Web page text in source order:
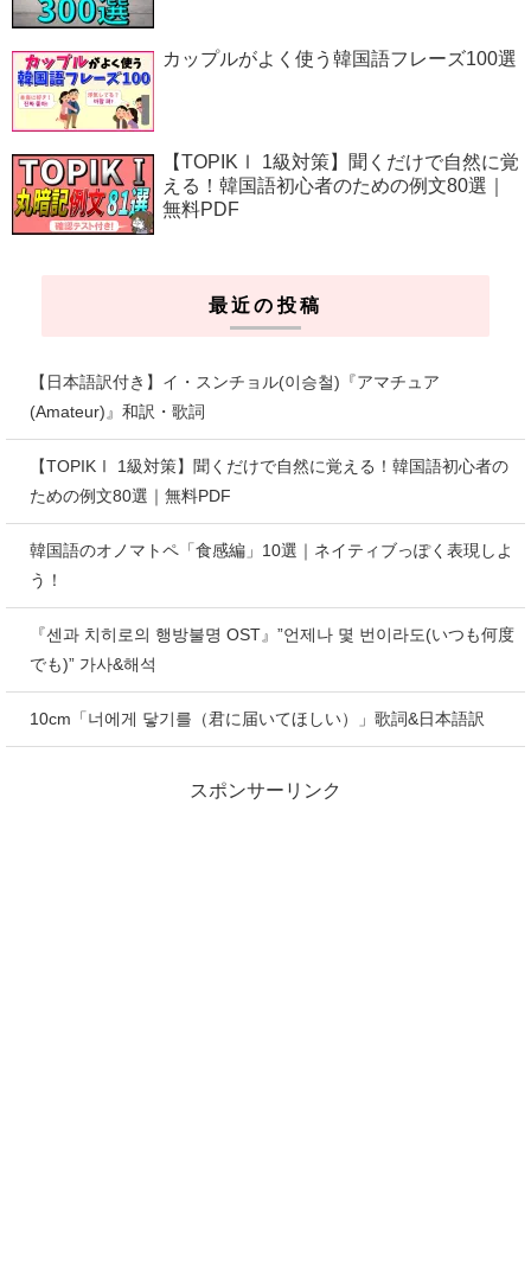
カップルがよく使う韓国語フレーズ100選
【TOPIKⅠ 1級対策】聞くだけで自然に覚
える！韓国語初心者のための例文80選｜
無料PDF
最近の投稿
【日本語訳付き】イ・スンチョル(이승철)『アマチュア
(Amateur)』和訳・歌詞
【TOPIKⅠ 1級対策】聞くだけで自然に覚える！韓国語初心者の
ための例文80選｜無料PDF
韓国語のオノマトペ「食感編」10選｜ネイティブっぽく表現しよ
う！
『센과 치히로의 행방불명 OST』”언제나 몇 번이라도(いつも何度
でも)” 가사&해석
10cm「너에게 닿기를（君に届いてほしい）」歌詞&日本語訳
スポンサーリンク